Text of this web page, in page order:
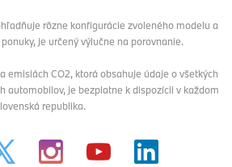
rôzne konfigurácie zvoleného modelu a
je určený výlučne na porovnanie.
emisiách CO2, ktorá obsahuje údaje o všetkých
automobilov, je bezplatne k dispozícii v každom
republika.